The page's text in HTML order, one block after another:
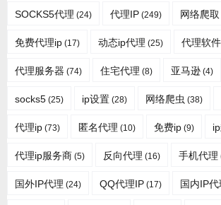
SOCKS5代理 (24) 代理IP (249) 网络爬取
免费代理ip (17) 动态ip代理 (25) 代理软件
代理服务器 (74) 住宅代理 (8) 亚马逊 (4)
socks5 (25) ip设置 (28) 网络爬虫 (38)
代理ip (73) 匿名代理 (10) 免费ip (9)
代理ip服务商 (5) 反向代理 (16) 手机代理
国外IP代理 (24) QQ代理IP (17) 国内IP代